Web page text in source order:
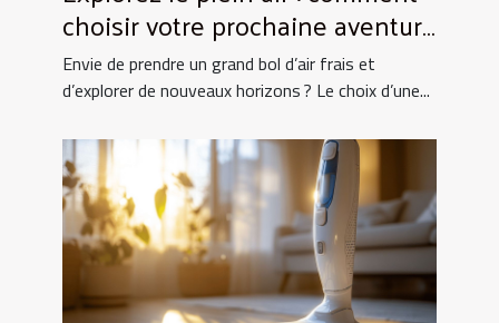
choisir votre prochaine aventure
nature ?
Envie de prendre un grand bol d’air frais et
d’explorer de nouveaux horizons ? Le choix d’une...